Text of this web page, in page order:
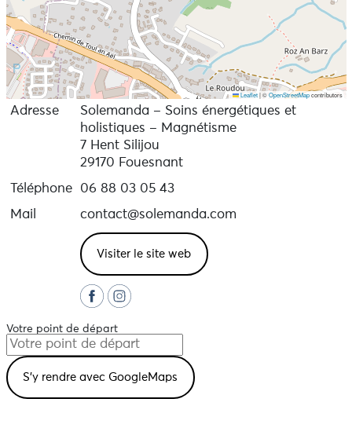
d’aide et d’accompagnement de la personne.
* Le praticien ne prétend pas pouvoir remplacer les
professionnels de santé mais simplement compléter
leurs actions. Il ne réalise pas de diagnostic et en
aucun cas, ne modifie le traitement médical ou
psychologique du consultant.
Du lundi au samedi de 9h à 19h sur rendez-vous.
Leaflet |©OpenStreetMapcontributors
Adresse
Solemanda – Soins énergétiques et
holistiques – Magnétisme
7 Hent Silijou
29170 Fouesnant
Téléphone
06 88 03 05 43
Mail
contact@solemanda.com
Visiter le site web
Votre point de départ